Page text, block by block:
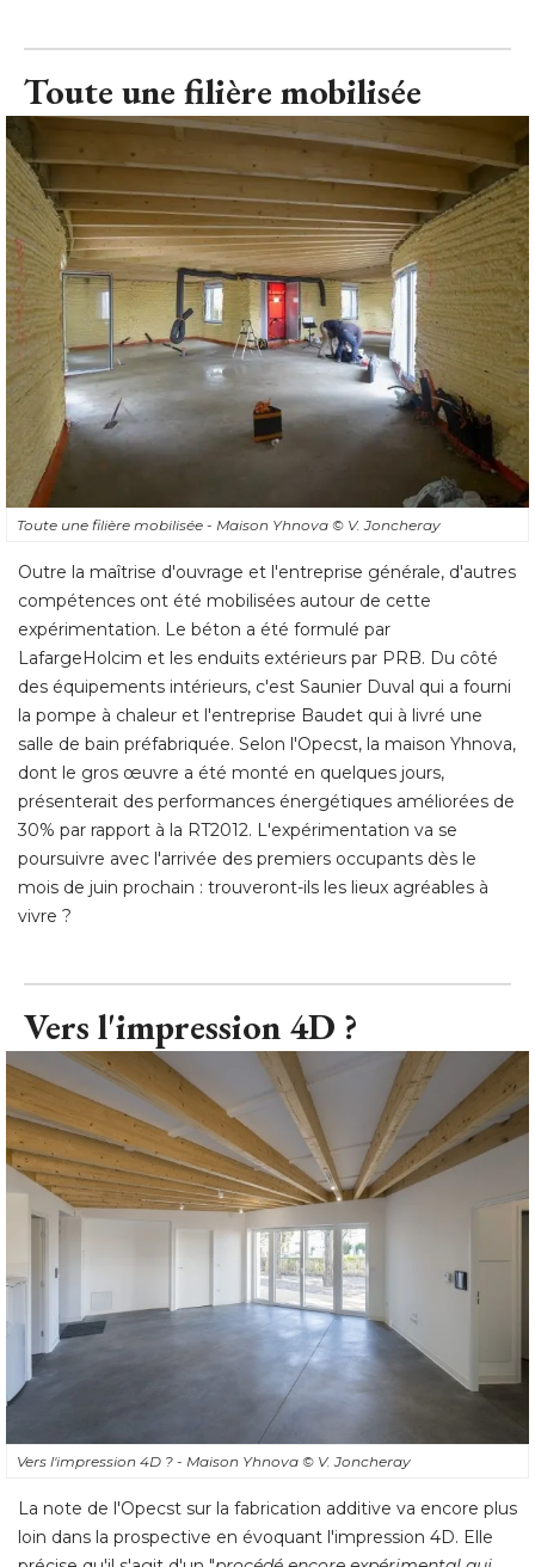
Toute une filière mobilisée
Toute une filière mobilisée - Maison Yhnova © V. Joncheray
Outre la maîtrise d'ouvrage et l'entreprise générale, d'autres
compétences ont été mobilisées autour de cette
expérimentation. Le béton a été formulé par
LafargeHolcim et les enduits extérieurs par PRB. Du côté
des équipements intérieurs, c'est Saunier Duval qui a fourni
la pompe à chaleur et l'entreprise Baudet qui à livré une
salle de bain préfabriquée. Selon l'Opecst, la maison Yhnova,
dont le gros œuvre a été monté en quelques jours,
présenterait des performances énergétiques améliorées de
30% par rapport à la RT2012. L'expérimentation va se
poursuivre avec l'arrivée des premiers occupants dès le
mois de juin prochain : trouveront-ils les lieux agréables à
vivre ?
Vers l'impression 4D ?
Vers l'impression 4D ? - Maison Yhnova © V. Joncheray
La note de l'Opecst sur la fabrication additive va encore plus
loin dans la prospective en évoquant l'impression 4D. Elle